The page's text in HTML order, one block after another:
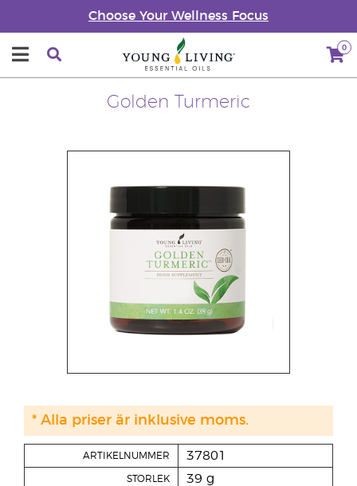
Choose Your Wellness Focus
0
Golden Turmeric
ARTIKELNUMMER 37801
STORLEK 39 g
* Alla priser är inklusive moms.